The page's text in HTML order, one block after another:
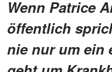
Wenn Patrice
öffentlich
nie nur um ein